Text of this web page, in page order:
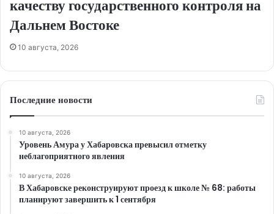
качеству государственного контроля на
Дальнем Востоке
10 августа, 2026
Последние новости
10 августа, 2026
Уровень Амура у Хабаровска превысил отметку
неблагоприятного явления
10 августа, 2026
В Хабаровске реконструируют проезд к школе № 68: работы
планируют завершить к 1 сентября